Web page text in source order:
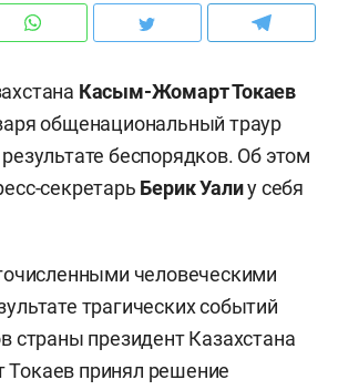
Касым-Жомарт Токаев
общенациональный траур
беспорядков. Об этом
секретарь Берик Уалиу себя
человеческими
трагических событий
страны президент Казахстана
принял решение